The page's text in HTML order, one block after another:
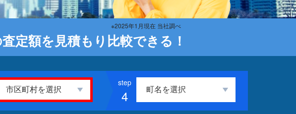
定額を見積もり比較できる！
※2025年1月現在 当社調べ
4